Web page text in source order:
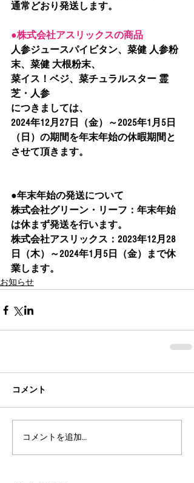
通常どおり発送します。
●株式会社アスリックスの商品
人参ジュースパイビタン、菜健 人参粉
末、菜健 大根粉末、
菜イス！ベジ、菜チュラルスター 霊
芝・人参
につきましては、
2024年12月27日（金）～2025年1月5日
（日）の期間を年末年始の休暇期間と
させて頂きます。​
●年末年始の発送について
株式会社グリーン・リーフ：年末年始
は休まず発送を行います。
株式会社アスリックス：2023年12月28
日（木）～2024年1月5日（金）まで休
業します。
お知らせ
コメント
コメントを追加…